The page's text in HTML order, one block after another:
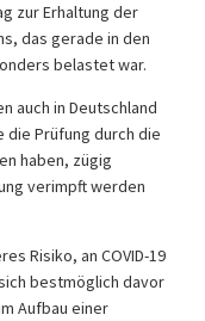
zur Erhaltung der
das gerade in den
belastet war.
auch in Deutschland
Prüfung durch die
haben, zügig
verimpft werden
Risiko, an COVID-19
bestmöglich davor
Aufbau einer